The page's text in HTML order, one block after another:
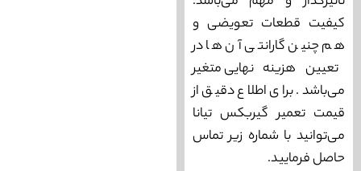
کیفیت قطعات تعویضی و
هم چنین گارانتی آن ها در
تعیین هزینه نهایی متغیر
می‌باشد. برای اطلاع دقیق از
قیمت تعمیر گیربکس تیانا
می‌توانید با شماره زیر تماس
حاصل فرمایید.